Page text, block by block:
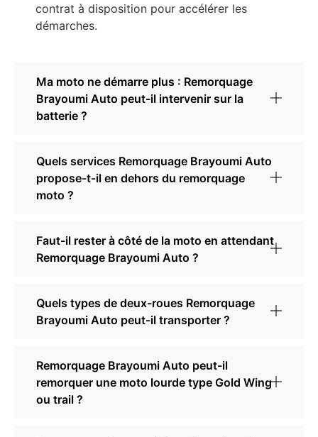
contrat à disposition pour accélérer les
démarches.
Ma moto ne démarre plus : Remorquage
Brayoumi Auto peut-il intervenir sur la
batterie ?
Quels services Remorquage Brayoumi Auto
propose-t-il en dehors du remorquage
moto ?
Faut-il rester à côté de la moto en attendant
Remorquage Brayoumi Auto ?
Quels types de deux-roues Remorquage
Brayoumi Auto peut-il transporter ?
Remorquage Brayoumi Auto peut-il
remorquer une moto lourde type Gold Wing
ou trail ?